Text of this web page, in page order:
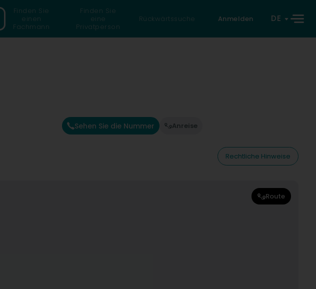
Finden Sie
einen
Fachmann
Finden Sie
eine
Privatperson
Rückwärtssuche Anmelden DE
Sehen Sie die Nummer Anreise
Rechtliche Hinweise
Route